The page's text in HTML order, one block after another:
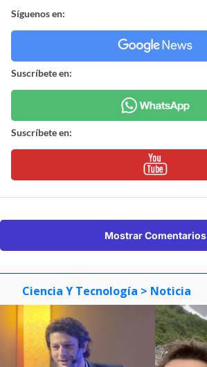
Síguenos en:
Suscríbete en:
Suscríbete en:
Mostrar Comentarios
Ciencia Y Tecnología > Noticia